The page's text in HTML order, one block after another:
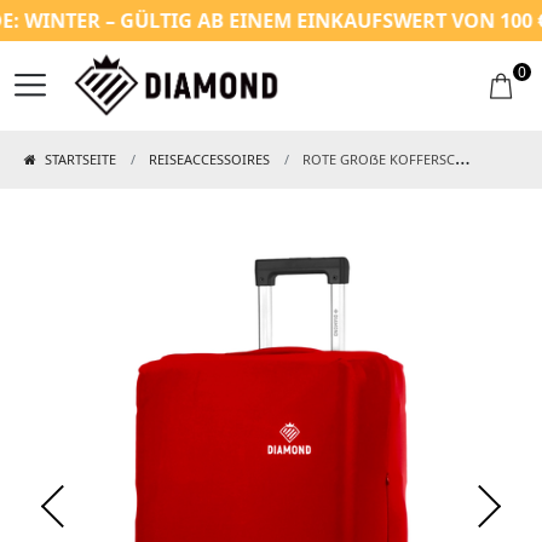
– GÜLTIG AB EINEM EINKAUFSWERT VON 100 €
0
STARTSEITE REISEACCESSOIRES ROTE GROẞE KOFFERSCHUTZHÜLLE